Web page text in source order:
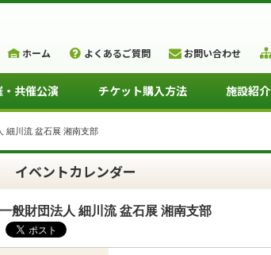
ホーム よくあるご質問 お問い合わせ
・共催公演 チケット購入方法 施設紹介
細川流 盆石展 湘南支部
イベントカレンダー
一般財団法人 細川流 盆石展 湘南支部